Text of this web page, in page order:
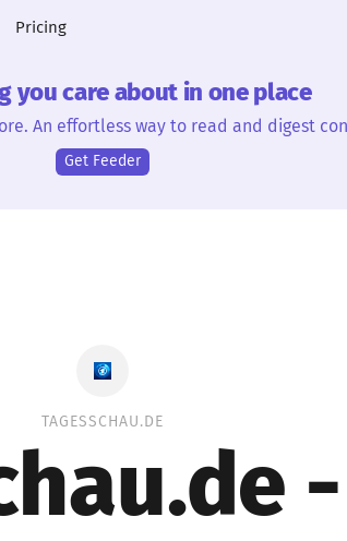
Pricing
you care about in one place
An effortless way to read and digest
Get Feeder
TAGESSCHAU.DE